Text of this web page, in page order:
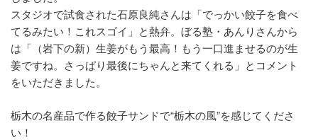
スタジオで試食された石原良純さんは「でっかい餃子を食べ
てるみたい！これスゴイ」と熱弁。ぼる塾・あんりさんから
は「（岩下の新）生姜がもう最高！もう一口進ませるのが生
姜ですね。さっぱり最後にちゃんと来てくれる」とコメント
をいただきました。
栃木の名産品で作る餃子サンドで“栃木の風”を感じてくださ
い！